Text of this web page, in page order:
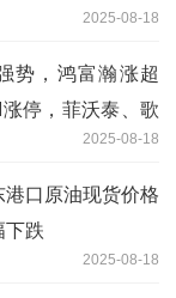
2025-08-18
势，鸿富瀚涨超
停，菲沃泰、歌
智造涨超8%，精
2025-08-18
口原油现货价格
下跌
2025-08-18